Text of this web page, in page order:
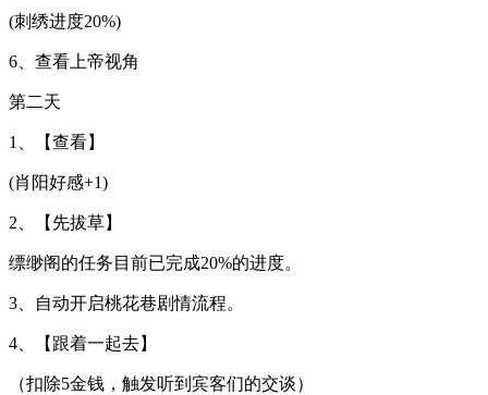
(刺绣进度20%)
6、查看上帝视角
第二天
1、【查看】
(肖阳好感+1)
2、【先拔草】
缥缈阁的任务目前已完成20%的进度。
3、自动开启桃花巷剧情流程。
4、【跟着一起去】
（扣除5金钱，触发听到宾客们的交谈）